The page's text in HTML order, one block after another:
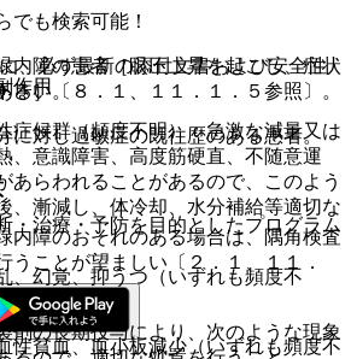
障の患者［眼圧上昇を起こし、症状
る］〔８．１、１１．１．５参照〕。
対し過敏症の既往歴のある患者。
障のおそれのある場合は、隅角検査
うことが望ましい〔２．１、１１．
の長期投与により、次のような現象
作用
候群（頻度不明）：急激な減量又は
、意識障害、高度筋硬直、不随意運
あらわれることがあるので、このよう
、漸減し、体冷却、水分補給等適切な
幻覚、抑うつ（いずれも頻度不
貧血、血小板減少（いずれも頻度不
でも検索可能！
、必ず最新の添付文書および安全性
さい。
・治療・予防を目的としたプログラム